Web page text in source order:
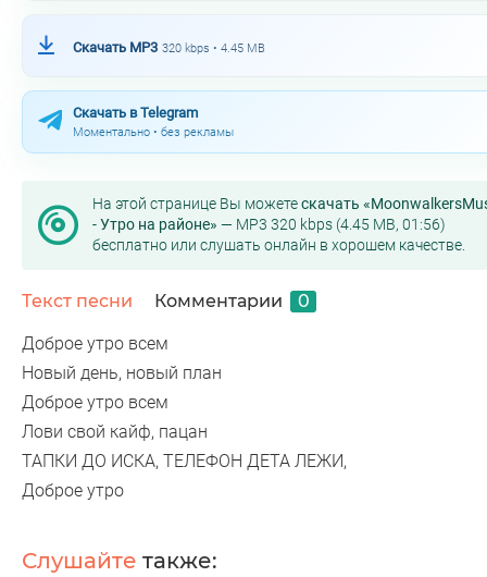
Скачать MP3 320 kbps • 4.45 MB
Скачать в Telegram
Моментально • без рекламы
На этой странице Вы можетескачать
- Утро на районе» — MP3 320 kbps (4.45 MB, 01:56)
бесплатно или слушать онлайн в хорошем качестве.
Текст песни Комментарии 0
Доброе утро всем
Новый день, новый план
Доброе утро всем
Лови свой кайф, пацан
ТАПКИ ДО ИСКА, ТЕЛЕФОН ДЕТА ЛЕЖИ,
Доброе утро
Слушайте также: